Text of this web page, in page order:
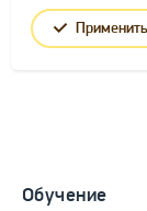
Применить
Обучение